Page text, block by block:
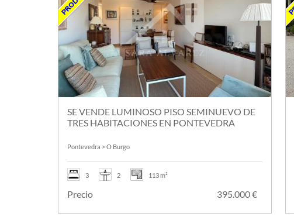
SE VENDE LUMINOSO PISO SEMINUEVO DE
TRES HABITACIONES EN PONTEVEDRA
Pontevedra > O Burgo
3 2 113 m²
Precio 395.000 €